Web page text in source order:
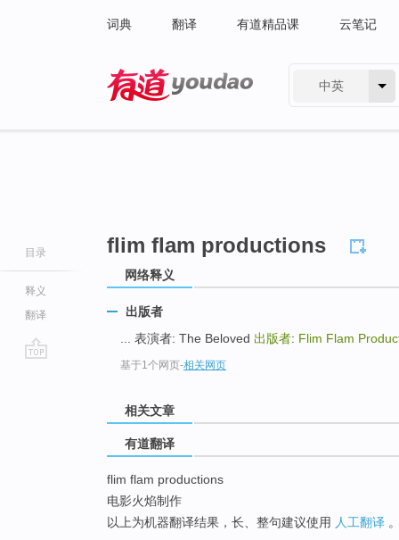
词典 翻译 有道精品课 云笔记
中英
目录
释义
翻译
flim flam productions
网络释义
出版者
... 表演者: The Beloved 出版者: Flim Flam
基于1个网页-相关网页
相关文章
有道翻译
flim flam productions
电影火焰制作
以上为机器翻译结果，长、整句建议使用 人工翻译